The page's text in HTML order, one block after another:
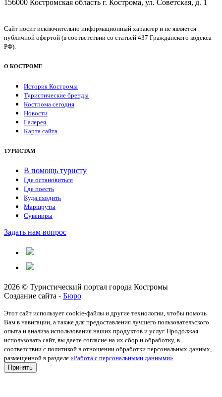
156000 Костромская область г. Кострома, ул. Советская, д. 1
Сайт носит исключительно информационный характер и не является
публичной офертой (в соответствии со статьей 437 Гражданского кодекса
РФ).
О КОСТРОМЕ
История Костромы
Туристические бренды
Кострома сегодня
Новости
Галерея
Карта сайта
ТУРИСТАМ
В помощь туристу
Где остановиться
Где поесть
Куда сходить
Маршруты
Сувениры
Задать нам вопрос
2026 © Туристический портал города Костромы
Создание сайта - Бюро
Этот сайт использует cookie-файлы и другие технологии, чтобы помочь
Вам в навигации, а также для предоставления лучшего пользовательского
опыта и анализа использования наших продуктов и услуг. Продолжая
использовать сайт, вы даете согласие на их сбор и обработку, в
соответствии с политикой в отношении обработки персональных данных,
размещенной в разделе «Работа с персональными данными»
Принять